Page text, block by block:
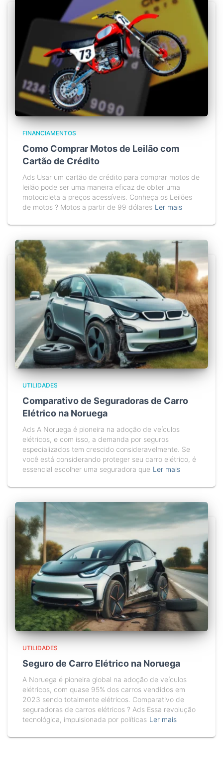
FINANCIAMENTOS
Como Comprar Motos de Leilão com
Cartão de Crédito
Ads Usar um cartão de crédito para comprar motos de
leilão pode ser uma maneira eficaz de obter uma
motocicleta a preços acessíveis. Conheça os Leilões
de motos ? Motos a partir de 99 dólares Ler mais
UTILIDADES
Comparativo de Seguradoras de Carro
Elétrico na Noruega
Ads A Noruega é pioneira na adoção de veículos
elétricos, e com isso, a demanda por seguros
especializados tem crescido consideravelmente. Se
você está considerando proteger seu carro elétrico, é
essencial escolher uma seguradora que Ler mais
UTILIDADES
Seguro de Carro Elétrico na Noruega
A Noruega é pioneira global na adoção de veículos
elétricos, com quase 95% dos carros vendidos em
2023 sendo totalmente elétricos. Comparativo de
seguradoras de carros elétricos ? Ads Essa revolução
tecnológica, impulsionada por políticas Ler mais